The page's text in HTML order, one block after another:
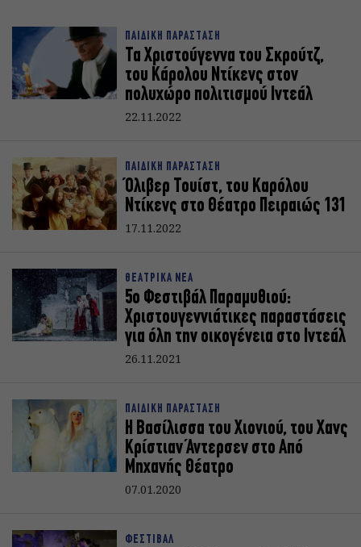
ΠΑΙΔΙΚΗ ΠΑΡΑΣΤΑΣΗ
Τα Χριστούγεννα του Σκρούτζ,
του Κάρολου Ντίκενς στον
πολυχώρο πολιτισμού Ιντεάλ
22.11.2022
ΠΑΙΔΙΚΗ ΠΑΡΑΣΤΑΣΗ
Όλιβερ Τουίστ, του Καρόλου
Ντίκενς στο Θέατρο Πειραιώς 131
17.11.2022
ΘΕΑΤΡΙΚΑ ΝΕΑ
5o Φεστιβάλ Παραμυθιού:
Χριστουγεννιάτικες παραστάσεις
για όλη την οικογένεια στο Ιντεάλ
26.11.2021
ΠΑΙΔΙΚΗ ΠΑΡΑΣΤΑΣΗ
Η Βασίλισσα του Χιονιού, του Χανς
Κρίστιαν Άντερσεν στο Από
Μηχανής Θέατρο
07.01.2020
ΦΕΣΤΙΒΑΛ